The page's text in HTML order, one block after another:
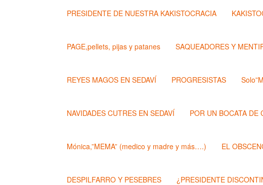
PRESIDENTE DE NUESTRA KAKISTOCRACIA
PAGE,pellets, pijas y patanes SAQUEADORES Y
REYES MAGOS EN SEDAVÍ PROGRESISTAS
NAVIDADES CUTRES EN SEDAVÍ POR UN BOCATA DE
Mónica,”MEMA” (medico y madre y más….) EL
DESPILFARRO Y PESEBRES ¿PRESIDENTE